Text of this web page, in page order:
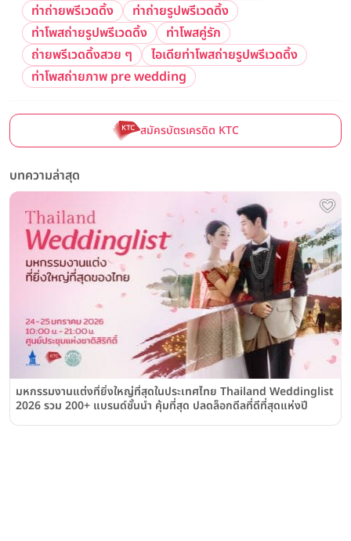
ท่าถ่ายพรีเวดดิ้ง
ท่าถ่ายรูปพรีเวดดิ้ง
ท่าโพสถ่ายรูปพรีเวดดิ้ง
ท่าโพสคู่รัก
ถ่ายพรีเวดดิ้งสวย ๆ
ไอเดียท่าโพสถ่ายรูปพรีเวดดิ้ง
ท่าโพสถ่ายภาพ pre wedding
สมัครบัตรเครดิต KTC
บทความล่าสุด
มหกรรมงานแต่งที่ยิ่งใหญ่ที่สุดในประเทศไทย Thailand Weddinglist
2026 รวม 200+ แบรนด์ชั้นนำ คุ้มที่สุด ปลดล็อกดีลที่ดีที่สุดแห่งปี